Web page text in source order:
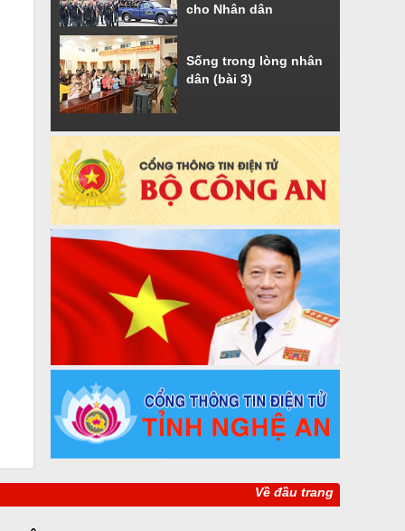
cho Nhân dân
Sống trong lòng nhân
dân (bài 3)
Về đầu trang